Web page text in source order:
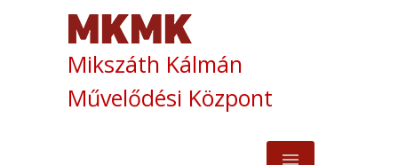
Mikszáth Kálmán
Művelődési Központ